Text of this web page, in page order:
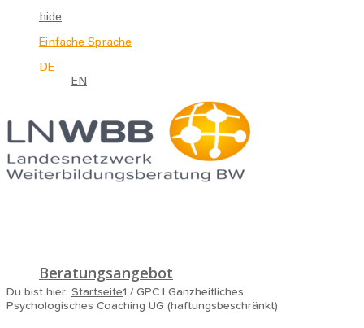
hide
Einfache Sprache
DE
EN
Beratungsangebot
Du bist hier: Startseite1 / GPC | Ganzheitliches
Psychologisches Coaching UG (haftungsbeschränkt)